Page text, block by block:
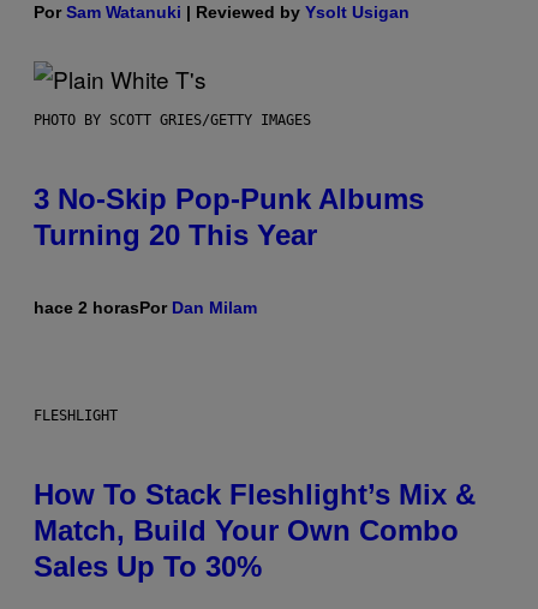
PorSam Watanuki | Reviewed by Ysolt Usigan
PHOTO BY SCOTT GRIES/GETTY IMAGES
3 No-Skip Pop-Punk Albums
Turning 20 This Year
hace 2 horasPor Dan Milam
FLESHLIGHT
How To Stack Fleshlight’s Mix &
Match, Build Your Own Combo
Sales Up To 30%